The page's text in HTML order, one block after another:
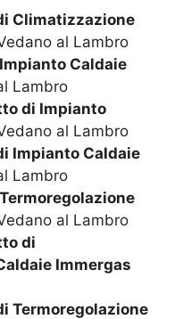
Climatizzazione
al Lambro
Caldaie
Lambro
di Impianto
al Lambro
Impianto Caldaie
Lambro
al Lambro
di
Immergas
Termoregolazione